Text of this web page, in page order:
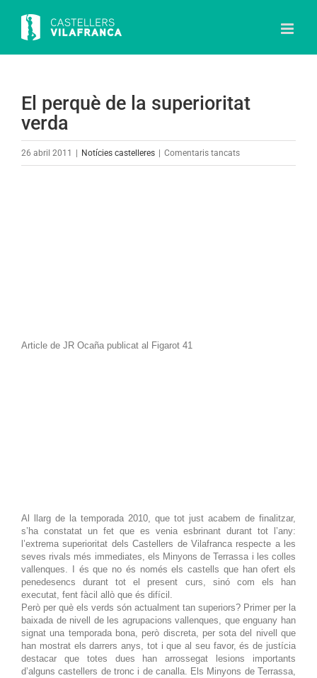
content
El perquè de la superioritat
verda
26 abril 2011 Notícies castelleres Comentaris tancatsa
Article de JR Ocaña publicat al Figarot 41
Al llarg de la temporada 2010, que tot just acabem de finalitzar,
s’ha constatat un fet que es venia esbrinant durant tot l’any:
l’extrema superioritat dels Castellers de Vilafranca respecte a les
seves rivals més immediates, els Minyons de Terrassa i les colles
vallenques. I és que no és només els castells que han ofert els
penedesencs durant tot el present curs, sinó com els han
executat, fent fàcil allò que és difícil.
Però per què els verds són actualment tan superiors? Primer per la
baixada de nivell de les agrupacions vallenques, que enguany han
signat una temporada bona, però discreta, per sota del nivell que
han mostrat els darrers anys, tot i que al seu favor, és de justícia
destacar que totes dues han arrossegat lesions importants
d’alguns castellers de tronc i de canalla. Els Minyons de Terrassa,